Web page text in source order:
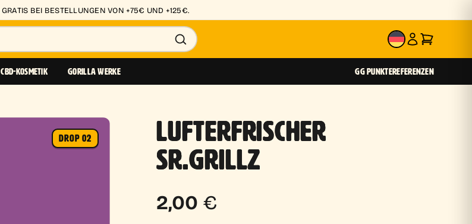
KLEINE KNOSPEN AB 0,85€/GR
DE
CBD-KOSMETIK GORILLA WERKE GG PUNKTEREFERENZEN
DROP 02
LUFTERFRISCHER
SR.GRILLZ
2,00 €